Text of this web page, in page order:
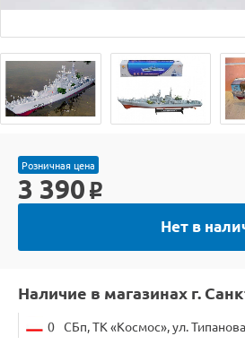
Розничная цена
3 390 o
Нет в
Наличие в магазинах г.
0 СБп, ТК «Космос», ул.